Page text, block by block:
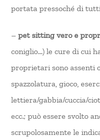
portata pressoché di tutti
–pet sitting vero e
coniglio…) le cure di cui
proprietari sono assenti
spazzolatura, gioco,
lettiera/gabbia/cuccia/
ecc.; può essere svolto
scrupolosamente le